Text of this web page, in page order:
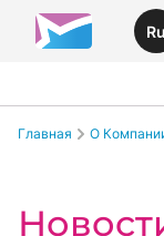
Ru
Главная О